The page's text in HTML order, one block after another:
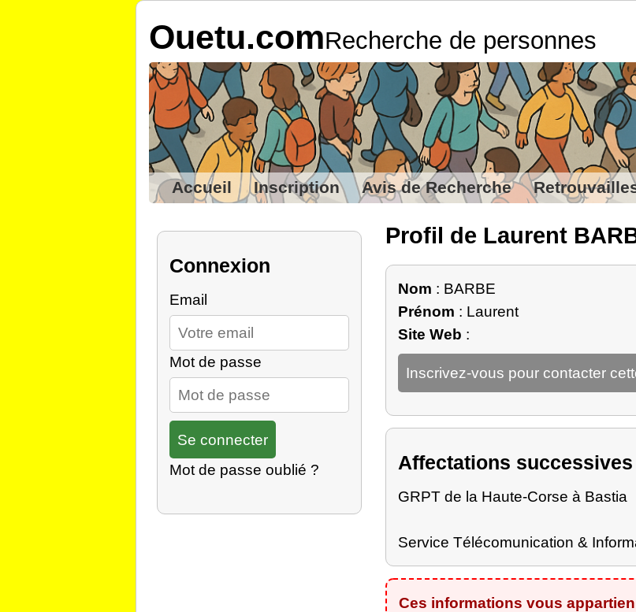
Ouetu.comRecherche de personnes
Accueil Inscription Avis de Recherche
Connexion
Email
Mot de passe
Mot de passe oublié ?
Profil de Laurent
Nom : BARBE
Prénom : Laurent
Site Web :
Inscrivez-vous pour contacter
Affectations successives
GRPT de la Haute-Corse à Bastia
Service Télécomunication &
Ces informations vous